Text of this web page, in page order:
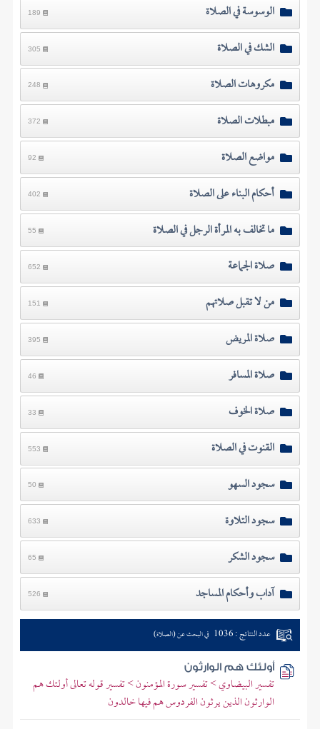
الوسوسة في الصلاة 189
الشك في الصلاة 305
مكروهات الصلاة 248
مبطلات الصلاة 372
مواضع الصلاة 92
أحكام البناء على الصلاة 402
ما تخالف به المرأة الرجل في الصلاة 55
صلاة الجماعة 652
من لا تقبل صلاتهم 151
صلاة المريض 395
صلاة المسافر 46
صلاة الخوف 33
القنوت في الصلاة 553
سجود السهو 50
سجود التلاوة 633
سجود الشكر 65
آداب وأحكام المساجد 526
عدد النتائج : 1036 في البحث عن (الصلاة)
أولئك هم الوارثون
تفسير البيضاوي > تفسير سورة المؤمنون > تفسير قوله تعالى أولئك هم
الوارثون الذين يرثون الفردوس هم فيها خالدون